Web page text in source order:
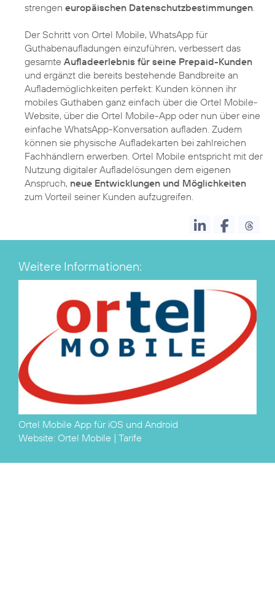
strengen europäischen Datenschutzbestimmungen.
Der Schritt von Ortel Mobile, WhatsApp für
Guthabenaufladungen einzuführen, verbessert das
gesamte Aufladeerlebnis für seine Prepaid-Kunden
und ergänzt die bereits bestehende Bandbreite an
Auflademöglichkeiten perfekt: Kunden können ihr
mobiles Guthaben ganz einfach über die Ortel Mobile-
Website, über die Ortel Mobile-App oder nun über eine
einfache WhatsApp-Konversation aufladen. Zudem
können sie physische Aufladekarten bei zahlreichen
Fachhändlern erwerben. Ortel Mobile entspricht mit der
Nutzung digitaler Aufladelösungen dem eigenen
Anspruch, neue Entwicklungen und Möglichkeiten
zum Vorteil seiner Kunden aufzugreifen.
Weitere Informationen:
Ortel Mobile App für iOS und Android
Website: Ortel Mobile | Tarife